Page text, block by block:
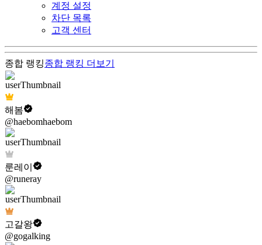
계정 설정
차단 목록
고객 센터
종합 랭킹종합 랭킹 더보기
해봄
@haebomhaebom
룬레이
@runeray
고갈왕
@gogalking